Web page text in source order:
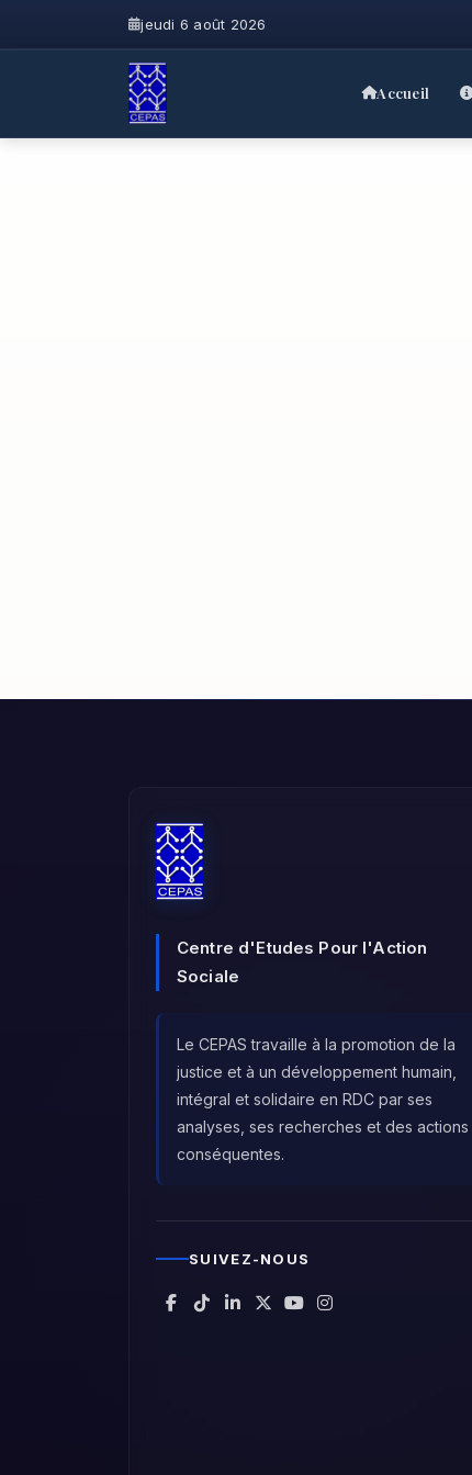
jeudi 6 août 2026
Accueil
Centre d'Etudes Pour l'Action
Sociale
Le CEPAS travaille à la promotion de la
justice et à un développement humain,
intégral et solidaire en RDC par ses
analyses, ses recherches et des actions
conséquentes.
SUIVEZ-NOUS